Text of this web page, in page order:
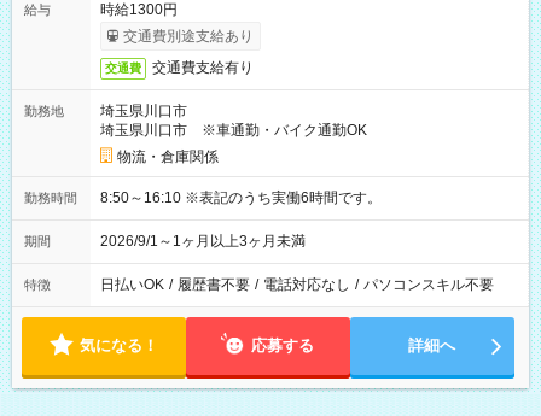
給与
時給1300円
交通費別途支給あり
交通費 交通費支給有り
勤務地
埼玉県川口市
埼玉県川口市 ※車通勤・バイク通勤OK
物流・倉庫関係
勤務時間 8:50～16:10 ※表記のうち実働6時間です。
期間 2026/9/1～1ヶ月以上3ヶ月未満
特徴 日払いOK / 履歴書不要 / 電話対応なし / パソコンスキル不要
気になる！ 応募する 詳細へ